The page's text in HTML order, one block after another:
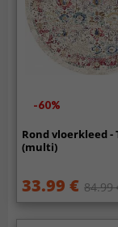
-60%
Rond vloerkleed -
(multi)
33.99 € 84.99